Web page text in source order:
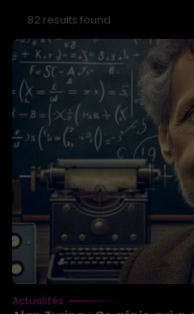
82 results found
Actualités